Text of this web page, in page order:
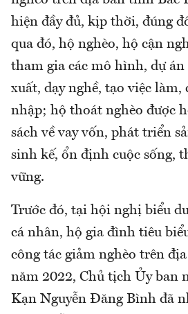
hiện đầy đủ, kịp thời, đúng
qua đó, hộ nghèo, hộ cận
tham gia các mô hình, dự
xuất, dạy nghề, tạo việc
nhập; hộ thoát nghèo được
sách về vay vốn, phát triển
sinh kế, ổn định cuộc sống,
vững.
Trước đó, tại hội nghị biểu
cá nhân, hộ gia đình tiêu
công tác giảm nghèo trên
năm 2022, Chủ tịch Ủy ban
Kạn Nguyễn Đăng Bình đã